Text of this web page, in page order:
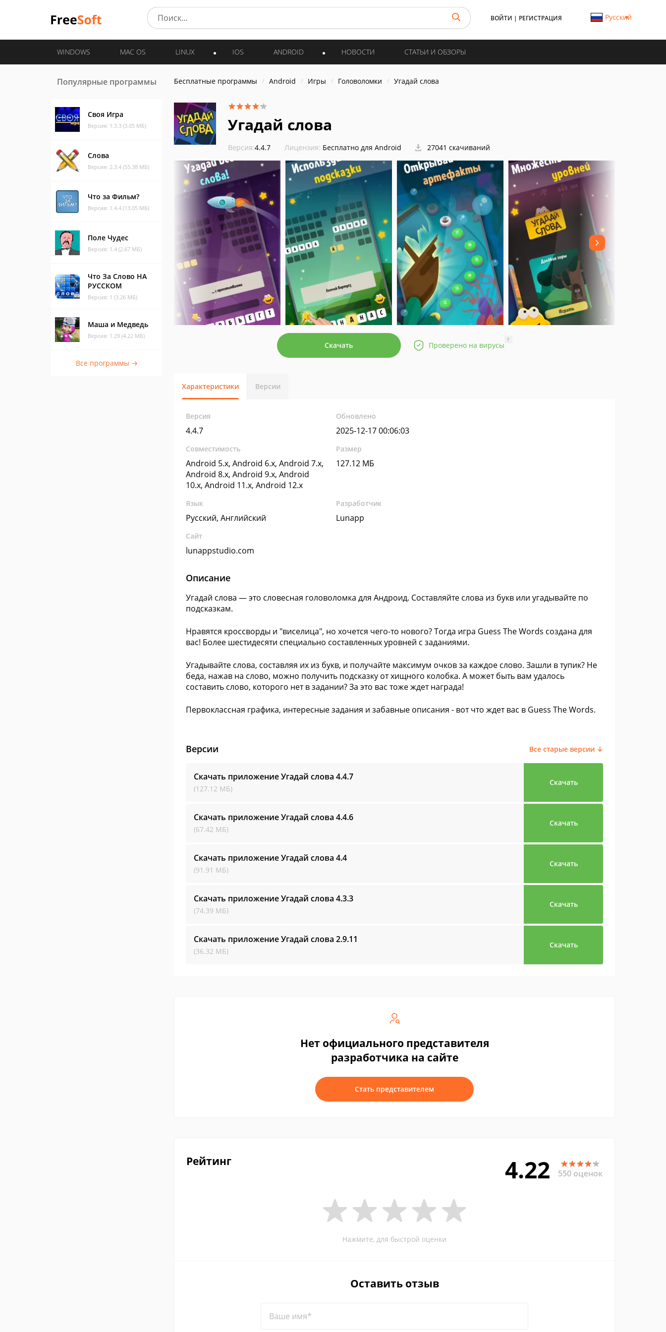
ВОЙТИ | РЕГИСТРАЦИЯ Русский
WINDOWS MAC OS LINUX IOS ANDROID НОВОСТИ СТАТЬИ И ОБЗОРЫ
Популярные программы
Своя Игра
Версия: 1.3.3 (3.05 МБ)
Слова
Версия: 2.3.4 (55.38 МБ)
Что за Фильм?
Версия: 1.4.4 (13.05 МБ)
Поле Чудес
Версия: 1.4 (2.67 МБ)
Что За Слово НА
РУССКОМ
Версия: 1 (3.26 МБ)
Маша и Медведь
Версия: 1.29 (4.22 МБ)
Все программы →
Бесплатные программы Android Игры Головоломки Угадай слова
Угадай слова
Версия:4.4.7 Лицензия: Бесплатно для Android 27041 скачиваний
Скачать Проверено на вирусы
?
Характеристики Версии
Версия
4.4.7
Обновлено
2025-12-17 00:06:03
Совместимость
Android 5.x, Android 6.x, Android 7.x,
Android 8.x, Android 9.x, Android
10.x, Android 11.x, Android 12.x
Размер
127.12 МБ
Язык
Русский, Английский
Разработчик
Lunapp
Сайт
lunappstudio.com
Описание
Угадай слова — это словесная головоломка для Андроид. Составляйте слова из букв или угадывайте по
подсказкам.
Нравятся кроссворды и "виселица", но хочется чего-то нового? Тогда игра Guess The Words создана для
вас! Более шестидесяти специально составленных уровней с заданиями.
Угадывайте слова, составляя их из букв, и получайте максимум очков за каждое слово. Зашли в тупик? Не
беда, нажав на слово, можно получить подсказку от хищного колобка. А может быть вам удалось
составить слово, которого нет в задании? За это вас тоже ждет награда!
Первоклассная графика, интересные задания и забавные описания - вот что ждет вас в Guess The Words.
Версии Все старые версии ↓
Скачать приложение Угадай слова 4.4.7
(127.12 МБ)
Скачать
Скачать приложение Угадай слова 4.4.6
(67.42 МБ)
Скачать
Скачать приложение Угадай слова 4.4
(91.91 МБ)
Скачать
Скачать приложение Угадай слова 4.3.3
(74.39 МБ)
Скачать
Скачать приложение Угадай слова 2.9.11
(36.32 МБ)
Скачать
Нет официального представителя
разработчика на сайте
Стать представителем
Рейтинг 4.22 550 оценок
Нажмите, для быстрой оценки
Оставить отзыв
Ваше имя*